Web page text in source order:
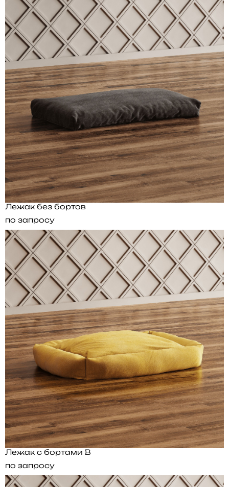
Лежак без бортов
по запросу
Лежак с бортами B
по запросу